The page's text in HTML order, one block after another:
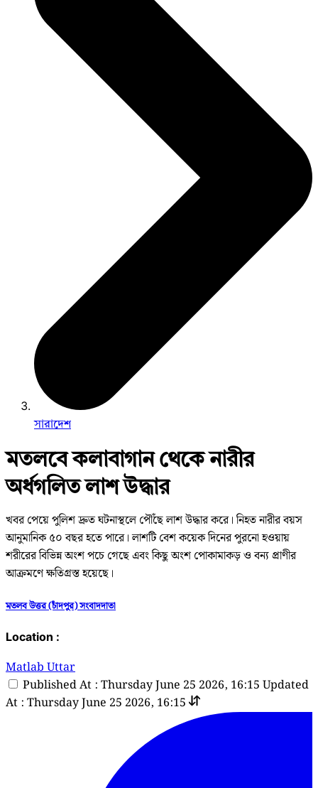
সারাদেশ
মতলবে কলাবাগান থেকে নারীর
অর্ধগলিত লাশ উদ্ধার
খবর পেয়ে পুলিশ দ্রুত ঘটনাস্থলে পৌঁছে লাশ উদ্ধার করে। নিহত নারীর বয়স
আনুমানিক ৫০ বছর হতে পারে। লাশটি বেশ কয়েক দিনের পুরনো হওয়ায়
শরীরের বিভিন্ন অংশ পচে গেছে এবং কিছু অংশ পোকামাকড় ও বন্য প্রাণীর
আক্রমণে ক্ষতিগ্রস্ত হয়েছে।
মতলব উত্তর (চাঁদপুর) সংবাদদাতা
Location :
Matlab Uttar
Published At : Thursday June 25 2026, 16:15 Updated
At : Thursday June 25 2026, 16:15